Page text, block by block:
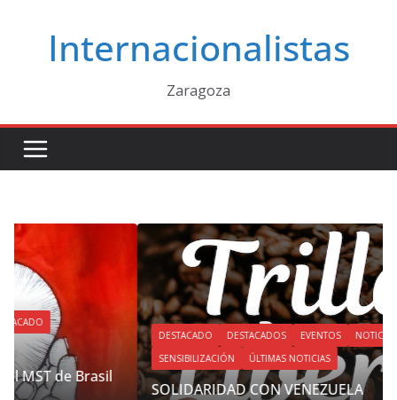
contenidoInternacionalistas
Zaragoza
DESTACADO DESTACADOS EVENTOS
NOTICIAS
SENSIBILIZACIÓN
ÚLTIMAS NOTICIAS
SOLIDARIDAD CON VENEZUELA